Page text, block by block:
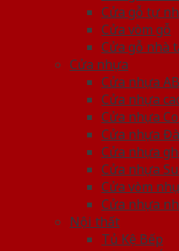
Cửa gỗ tự
Cửa vòm gỗ
Cửa gỗ nhà
Cửa nhựa
Cửa nhựa
Cửa nhựa
Cửa nhựa
Cửa nhựa
Cửa nhựa
Cửa nhựa
Cửa vòm
Cửa nhựa
Nội thất
Tủ Kệ Bếp